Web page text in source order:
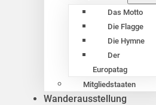
Das Motto
Die Flagge
Die Hymne
Der
Europatag
Mitgliedstaaten
Wanderausstellung